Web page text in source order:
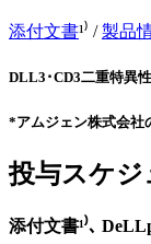
添付文書¹⁾ /製品
DLL3･CD3二重特異
*アムジェン株式会社
投与スケジ
添付文書¹⁾､